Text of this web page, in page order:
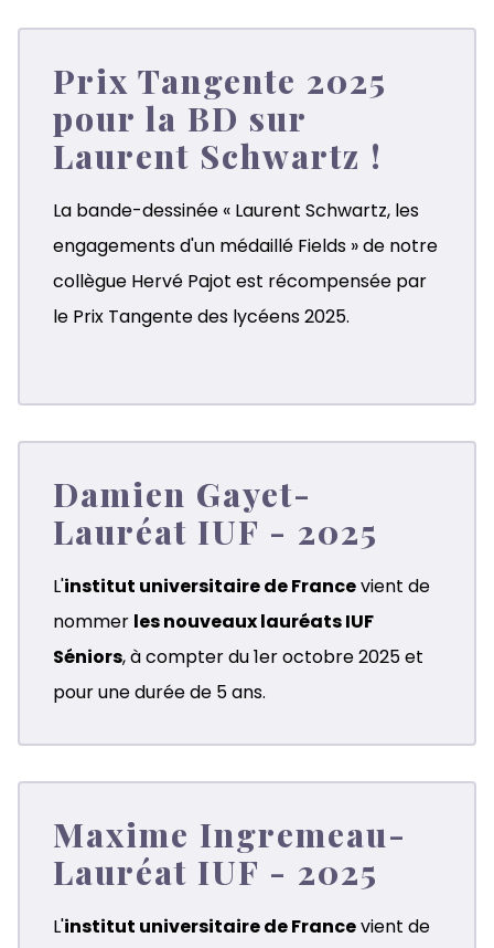
Prix Tangente 2025
pour la BD sur
Laurent Schwartz !
La bande-dessinée « Laurent Schwartz, les
engagements d'un médaillé Fields » de notre
collègue Hervé Pajot est récompensée par
le Prix Tangente des lycéens 2025.
Damien Gayet-
Lauréat IUF - 2025
L'institut universitaire de Francevient de
nommer les nouveaux lauréats IUF
Séniors, à compter du 1er octobre 2025 et
pour une durée de 5 ans.
Maxime Ingremeau-
Lauréat IUF - 2025
L'institut universitaire de Francevient de